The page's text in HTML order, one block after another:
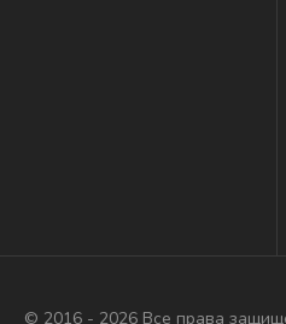
© 2016 - 2026 Все права